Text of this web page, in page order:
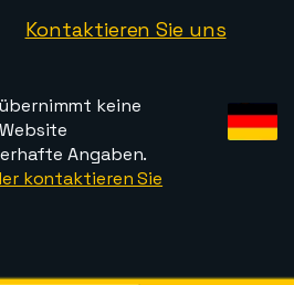
Kontaktieren Sie uns
keine
Angaben.
kontaktieren Sie